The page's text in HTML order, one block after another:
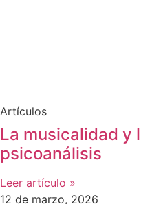
Artículos
La musicalidad y
psicoanálisis
Leer artículo »
12 de marzo, 2026